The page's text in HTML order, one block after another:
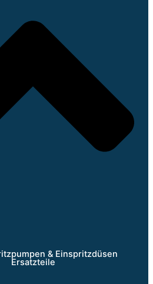
& Einspritzdüsen
Ersatzteile